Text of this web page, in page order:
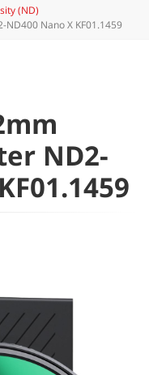
(ND)
ND400 Nano X KF01.1459
ND2-